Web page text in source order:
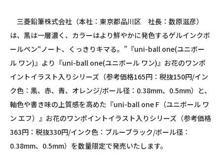
三菱鉛筆株式会社（本社：東京都品川区 社長：数原滋彦）
は、黒は一層濃く、カラーはより鮮やかに発色するゲルインクボ
ールペン“ノート、くっきりキマる。”『uni-ball one(ユニボー
ル ワン)』より『uni-ball one(ユニボール ワン)』お花のワンポ
イントイラスト入りシリーズ（参考価格165円：税抜150円/イン
ク色：黒、赤、青、オレンジ/ボール径：0.38mm、0.5mm）と、
軸色や書き味の上質感を高めた『uni-ball one F（ユニボール ワ
ン エフ）』お花のワンポイントイラスト入りシリーズ（参考価格
363円：税抜330円/インク色：ブルーブラック/ボール径：
0.38mm、0.5mm）を数量限定で発売いたします。